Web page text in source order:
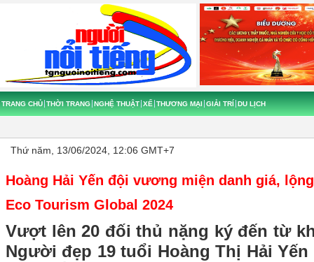
TRANG CHỦ THỜI TRANG NGHỆ THUẬT XẾ THƯƠNG MẠI GIẢI TRÍ DU LỊCH
Thứ năm, 13/06/2024, 12:06 GMT+7
Hoàng Hải Yến đội vương miện danh giá,
Eco Tourism Global 2024
Vượt lên 20 đối thủ nặng ký đến từ
Người đẹp 19 tuổi Hoàng Thị Hải